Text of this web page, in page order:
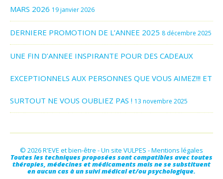
MARS 2026 19 janvier 2026
DERNIERE PROMOTION DE L’ANNEE 2025 8 décembre 2025
UNE FIN D’ANNEE INSPIRANTE POUR DES CADEAUX
EXCEPTIONNELS AUX PERSONNES QUE VOUS AIMEZ!!! ET
SURTOUT NE VOUS OUBLIEZ PAS ! 13 novembre 2025
© 2026 R'EVE et bien-être - Un site VULPES -Mentions légales
Toutes les techniques proposées sont compatibles avec toutes
thérapies, médecines et médicaments mais ne se substituent
en aucun cas à un suivi médical et/ou psychologique.